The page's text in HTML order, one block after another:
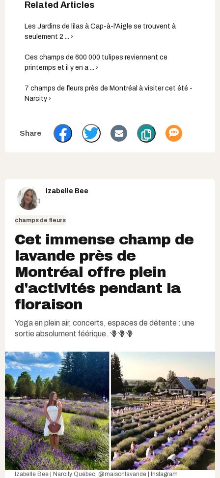
Les Jardins de lilas à Cap-à-l'Aigle se trouvent à
seulement 2 ... ›
Ces champs de 600 000 tulipes reviennent ce
printemps et il y en a ... ›
7 champs de fleurs près de Montréal à visiter cet été -
Narcity ›
Izabelle Bee
champs de fleurs
Cet immense champ de
lavande près de
Montréal offre plein
d'activités pendant la
floraison
Yoga en plein air, concerts, espaces de détente : une
sortie absolument féérique. 🪻🪻🪻
Izabelle Bee | Narcity Québec, @maisonlavande | Instagram